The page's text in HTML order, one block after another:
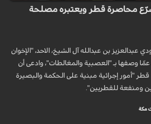
محاصرة قطر ويعتبره مصلحة
عبدالعزيز بن عبدالله آل الشيخ، الاحد، "الإخوان
عمّا وصفها بـ "العصبية والمغالطات"، وادعى أن
قطر "أمور إجرائية مبنية على الحكمة والبصيرة
ومنفعة للقطريين".